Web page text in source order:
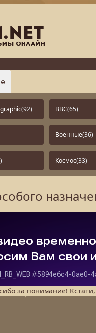
(92) BBC(65)
Военные(36)
Космос(33)
за понимание!